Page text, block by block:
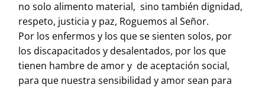
no solo alimento material, sino también dignidad,
respeto, justicia y paz, Roguemos al Señor.
Por los enfermos y los que se sienten solos, por
los discapacitados y desalentados, por los que
tienen hambre de amor y de aceptación social,
para que nuestra sensibilidad y amor sean para